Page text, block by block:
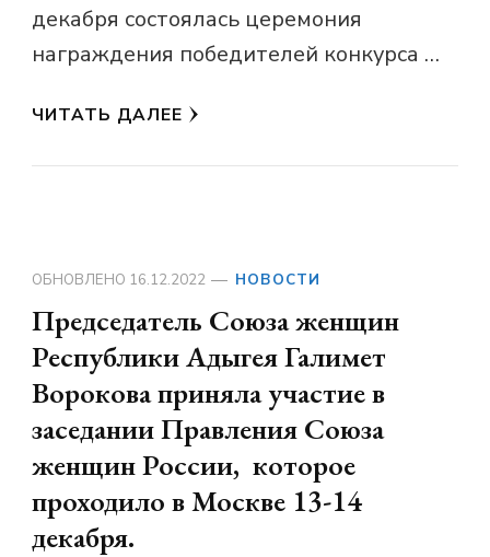
декабря состоялась церемония
награждения победителей конкурса …
ЧИТАТЬ ДАЛЕЕ
ОБНОВЛЕНО 16.12.2022 НОВОСТИ
Председатель Союза женщин
Республики Адыгея Галимет
Ворокова приняла участие в
заседании Правления Союза
женщин России, которое
проходило в Москве 13-14
декабря.